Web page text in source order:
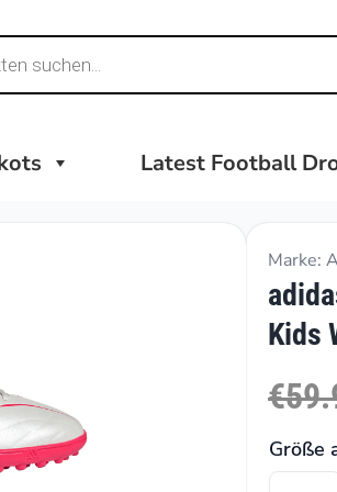
Latest Football
Marke:
Kids
Größe